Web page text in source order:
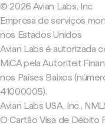
© 2026 Avian Labs, Inc
Empresa de serviços
nos Estados Unidos
Avian Labs é autorizada
MiCA pela Autoriteit
nos Países Baixos
41000005).
Avian Labs USA, Inc.,
O Cartão Visa de Débito